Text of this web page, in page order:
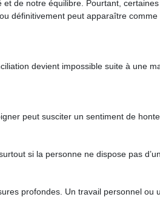
de notre équilibre. Pourtant,
définitivement peut apparaître
devient impossible suite à une
peut susciter un sentiment de
si la personne ne dispose pas
profondes. Un travail personnel